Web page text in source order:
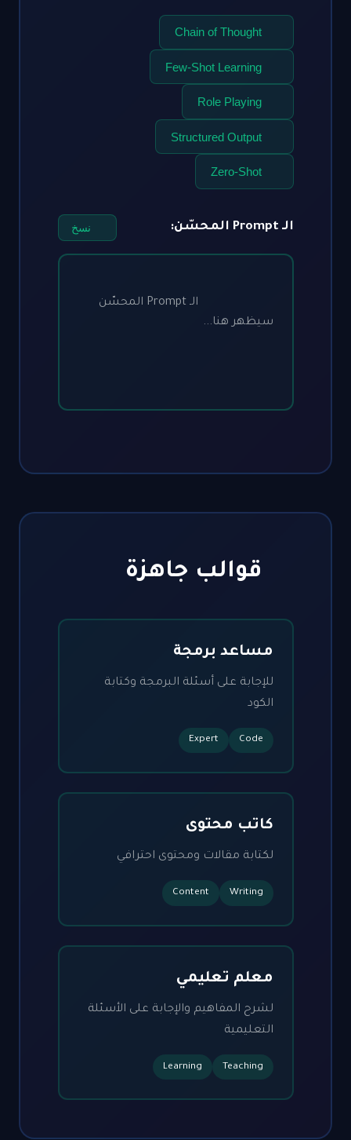
Chain of Thought
Few-Shot Learning
Role Playing
Structured Output
                        الـ Prompt المحسّن
سيظهر هنا...
قوالب جاهزة
مساعد برمجة
للإجابة على أسئلة البرمجة وكتابة
Expert
كاتب محتوى
لكتابة مقالات ومحتوى احترافي
Content
معلم تعليمي
لشرح المفاهيم والإجابة على الأسئلة
Learning